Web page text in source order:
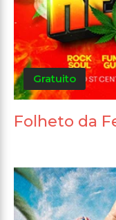
Gratuito
Folheto da